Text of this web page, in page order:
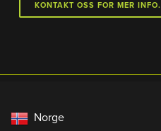
KONTAKT OSS FOR MER INFO.
Norge